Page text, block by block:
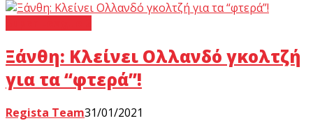
Ξάνθη: Κλείνει Ολλανδό γκολτζή
για τα “φτερά”!
Regista Team31/01/2021